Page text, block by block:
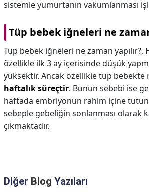
sistemle yumurtanın vakumlanması
Tüp bebek iğneleri ne
Tüp bebek iğneleri ne zaman yapılır?,
özellikle ilk 3 ay içerisinde düşük
yüksektir. Ancak özellikle tüp
haftalık süreçtir. Bunun sebebi ise
haftada embriyonun rahim içine
sebeple gebeliğin sonlanması olarak
çıkmaktadır.
Diğer Blog Yazıları